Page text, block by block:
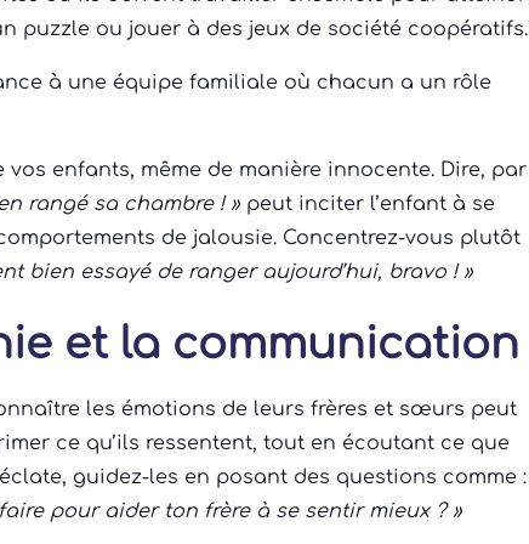
puzzle ou jouer à des jeux de société coopératifs.
à une équipe familiale où chacun a un rôle
enfants, même de manière innocente. Dire, par
rangé sa chambre ! » peut inciter l’enfant à se
de jalousie. Concentrez-vous plutôt
bien essayé de ranger aujourd’hui, bravo ! »
et la communication
les émotions de leurs frères et sœurs peut
ce qu’ils ressentent, tout en écoutant ce que
guidez-les en posant des questions comme :
pour aider ton frère à se sentir mieux ? »